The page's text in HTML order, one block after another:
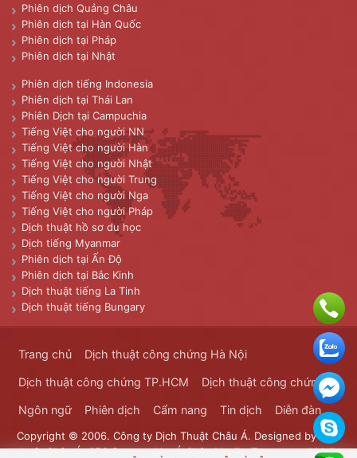
Phiên dịch Quảng Châu
Phiên dịch tại Hàn Quốc
Phiên dịch tại Pháp
Phiên dịch tại Nhật
Phiên dịch tiếng Indonesia
Phiên dịch tại Thái Lan
Phiên Dịch tại Campuchia
Tiếng Việt cho người NN
Tiếng Việt cho người Hàn
Tiếng Việt cho người Nhật
Tiếng Việt cho người Trung
Tiếng Việt cho người Nga
Tiếng Việt cho người Pháp
Dịch thuật hồ sơ du học
Dịch tiếng Myanmar
Phiên dịch tại Ấn Độ
Phiên dịch tại Bắc Kinh
Dịch thuật tiếng La Tinh
Dịch thuật tiếng Bungary
Trang chủ Dịch thuật công chứng Hà Nội
Dịch thuật công chứng TP.HCM Dịch thuật công chứng
Ngôn ngữ Phiên dịch Cẩm nang Tin dịch Diễn đàn
Copyright © 2006. Công ty Dịch Thuật Châu Á. Designed by Dịch
thuật Châu Á. SEO Powered byÁ Châu Media. Transported Mails